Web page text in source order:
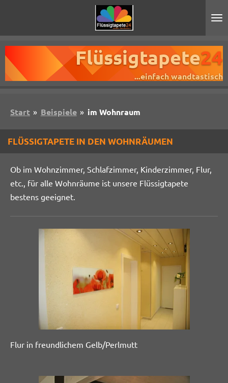
Flüssigtapete24
...einfach wandtastisch
Start » Beispiele » im Wohnraum
FLÜSSIGTAPETE IN DEN WOHNRÄUMEN
Ob im Wohnzimmer, Schlafzimmer, Kinderzimmer, Flur,
etc., für alle Wohnräume ist unsere Flüssigtapete
bestens geeignet.
Flur in freundlichem Gelb/Perlmutt